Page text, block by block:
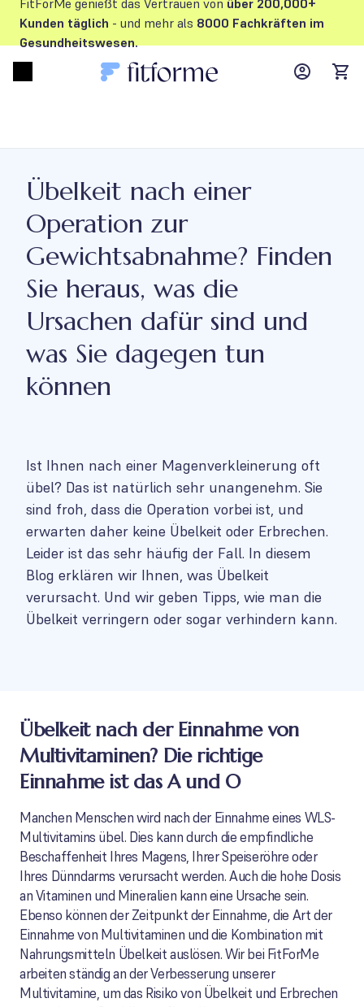
FitForMe genießt das Vertrauen von über 200,000+
Kunden täglich - und mehr als 8000 Fachkräften im
Gesundheitswesen.
MyFFM
Übelkeit nach einer
Operation zur
Gewichtsabnahme? Finden
Sie heraus, was die
Ursachen dafür sind und
was Sie dagegen tun
können
Ist Ihnen nach einer Magenverkleinerung oft
übel? Das ist natürlich sehr unangenehm. Sie
sind froh, dass die Operation vorbei ist, und
erwarten daher keine Übelkeit oder Erbrechen.
Leider ist das sehr häufig der Fall. In diesem
Blog erklären wir Ihnen, was Übelkeit
verursacht. Und wir geben Tipps, wie man die
Übelkeit verringern oder sogar verhindern kann.
Übelkeit nach der Einnahme von
Multivitaminen? Die richtige
Einnahme ist das A und O
Manchen Menschen wird nach der Einnahme eines WLS-
Multivitamins übel. Dies kann durch die empfindliche
Beschaffenheit Ihres Magens, Ihrer Speiseröhre oder
Ihres Dünndarms verursacht werden. Auch die hohe Dosis
an Vitaminen und Mineralien kann eine Ursache sein.
Ebenso können der Zeitpunkt der Einnahme, die Art der
Einnahme von Multivitaminen und die Kombination mit
Nahrungsmitteln Übelkeit auslösen. Wir bei FitForMe
arbeiten ständig an der Verbesserung unserer
Multivitamine, um das Risiko von Übelkeit und Erbrechen